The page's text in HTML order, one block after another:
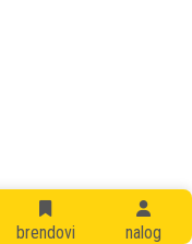
brendovi nalog